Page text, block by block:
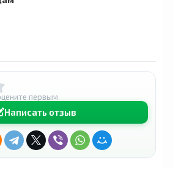
первым
Написать отзыв